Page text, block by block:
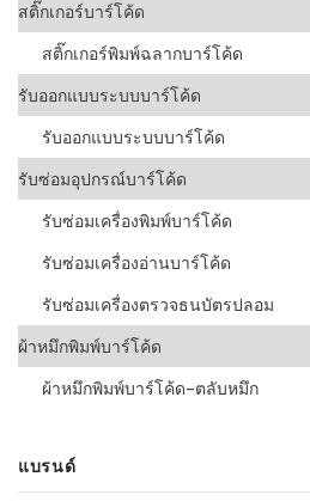
สติ๊กเกอร์บาร์โค้ด
สติ๊กเกอร์พิมพ์ฉลากบาร์โค้ด
รับออกแบบระบบบาร์โค้ด
รับออกแบบระบบบาร์โค้ด
รับซ่อมอุปกรณ์บาร์โค้ด
รับซ่อมเครื่องพิมพ์บาร์โค้ด
รับซ่อมเครื่องอ่านบาร์โค้ด
รับซ่อมเครื่องตรวจธนบัตรปลอม
ผ้าหมึกพิมพ์บาร์โค้ด
ผ้าหมึกพิมพ์บาร์โค้ด-ตลับหมึก
แบรนด์